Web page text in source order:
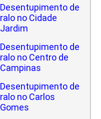
Desentupimento de
ralo no Cidade
Jardim
Desentupimento de
ralo no Centro de
Campinas
Desentupimento de
ralo no Carlos
Gomes